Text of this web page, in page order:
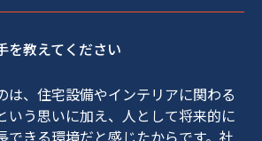
を教えてください
は、住宅設備やインテリアに関わる
いう思いに加え、人として将来的に
できる環境だと感じたからです。社